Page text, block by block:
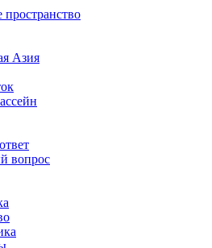
пространство
Азия
вопрос